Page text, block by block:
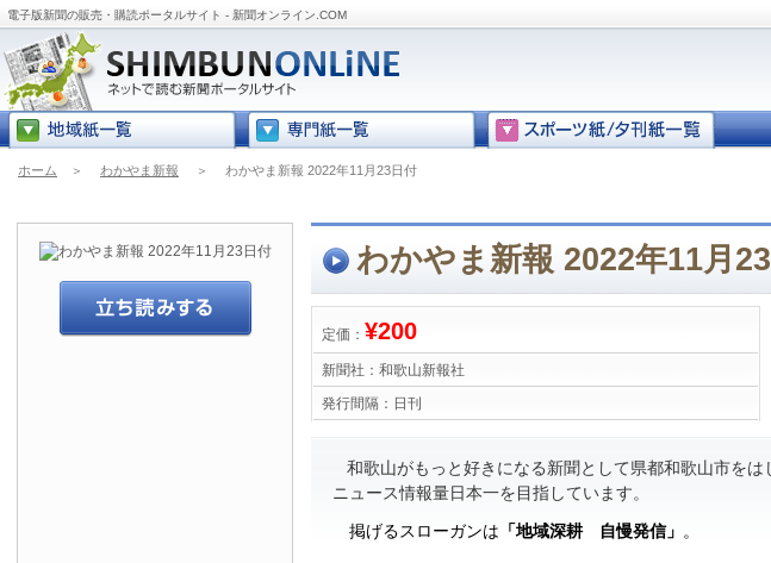
電子版新聞の販売・購読ポータルサイト - 新聞オンライン.COM
ホーム ＞ わかやま新報 ＞ わかやま新報 2022年11月23日付
わかやま新報 2022年11月
定価： ¥200
新聞社： 和歌山新報社
発行間隔： 日刊
和歌山がもっと好きになる新聞として県都和歌山市を
ニュース情報量日本一を目指しています。
掲げるスローガンは 「地域深耕 自慢発信」 。